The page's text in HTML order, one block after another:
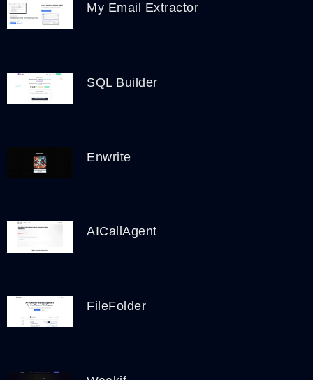
My Email Extractor
SQL Builder
Enwrite
AICallAgent
FileFolder